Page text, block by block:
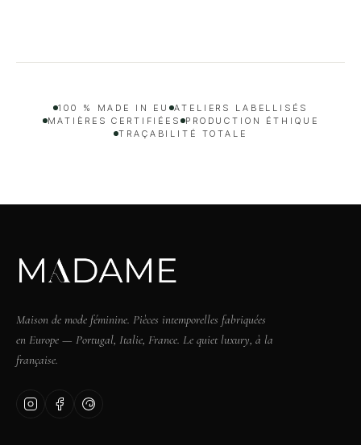
100 % MADE IN EU ATELIERS LABELLISÉS
MATIÈRES CERTIFIÉES
PRODUCTION ÉTHIQUE
TRAÇABILITÉ TOTALE
Maison de mode féminine. Pièces intemporelles fabriquées
en Europe — Portugal, Italie, France. Le quiet luxury, à la
française.